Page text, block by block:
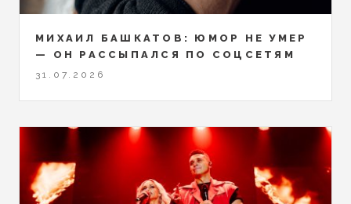
МИХАИЛ БАШКАТОВ: ЮМОР НЕ УМЕР
— ОН РАССЫПАЛСЯ ПО СОЦСЕТЯМ
31.07.2026